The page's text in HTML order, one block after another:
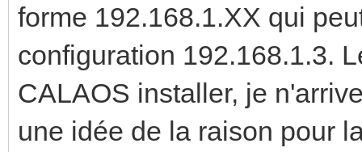
forme 192.168.1.XX qui
configuration 192.168.1.3.
CALAOS installer, je
une idée de la raison pour